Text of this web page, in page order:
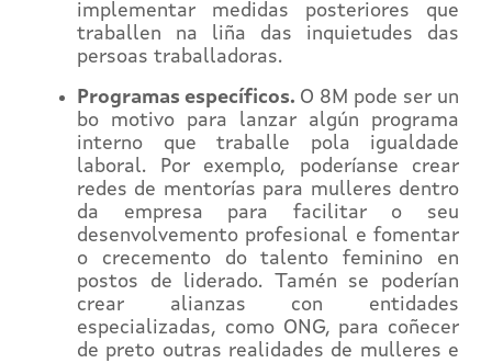
implementar medidas posteriores que
traballen na liña das inquietudes das
persoas traballadoras.
Programas específicos. O 8M pode ser un
bo motivo para lanzar algún programa
interno que traballe pola igualdade
laboral. Por exemplo, poderíanse crear
redes de mentorías para mulleres dentro
da empresa para facilitar o seu
desenvolvemento profesional e fomentar
o crecemento do talento feminino en
postos de liderado. Tamén se poderían
crear alianzas con entidades
especializadas, como ONG, para coñecer
de preto outras realidades de mulleres e